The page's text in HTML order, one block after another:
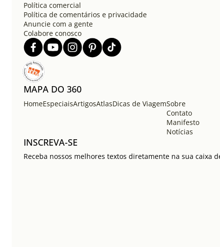
Política comercial
Política de comentários e privacidade
Anuncie com a gente
Colabore conosco
MAPA DO 360
HomeEspeciaisArtigosAtlasDicas de ViagemSobre
Contato
Manifesto
Notícias
INSCREVA-SE
Receba nossos melhores textos diretamente na sua caixa